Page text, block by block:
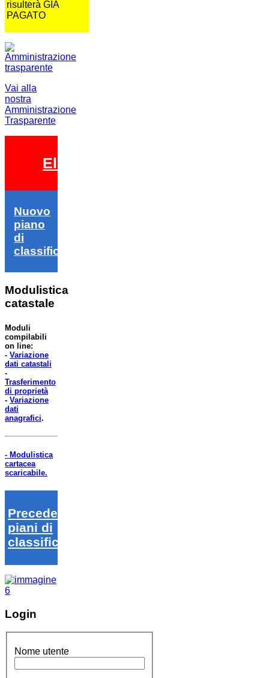
risulterà GIA
PAGATO
Vai alla
nostra
Amministrazione
Trasparente
Elezioni 2026
Nuovo
piano
di
classifica
Modulistica
catastale
Moduli
compilabili
on line:
- Variazione
dati catastali
-
Trasferimento
di proprietà
- Variazione
dati
anagrafici.
- Modulistica
cartacea
scaricabile.
Precedenti
piani di
classifica
Login
Nome utente